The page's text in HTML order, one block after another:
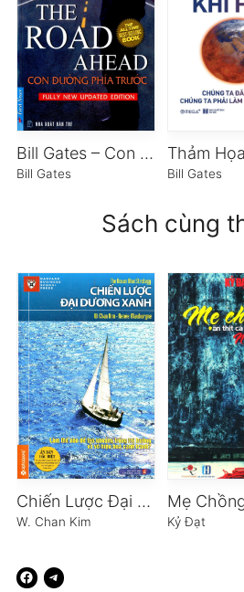
Bill Gates – Con Đường Phía Trước
Bill Gates Bill Gates
Sách cùng
Chiến Lược Đại Dương Xanh
W. Chan Kim Kỷ Đạt